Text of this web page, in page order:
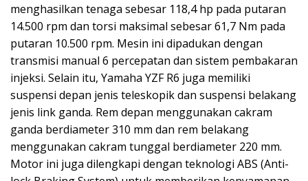
menghasilkan tenaga sebesar 118,4 hp pada putaran
14.500 rpm dan torsi maksimal sebesar 61,7 Nm pada
putaran 10.500 rpm. Mesin ini dipadukan dengan
transmisi manual 6 percepatan dan sistem pembakaran
injeksi. Selain itu, Yamaha YZF R6 juga memiliki
suspensi depan jenis teleskopik dan suspensi belakang
jenis link ganda. Rem depan menggunakan cakram
ganda berdiameter 310 mm dan rem belakang
menggunakan cakram tunggal berdiameter 220 mm.
Motor ini juga dilengkapi dengan teknologi ABS (Anti-